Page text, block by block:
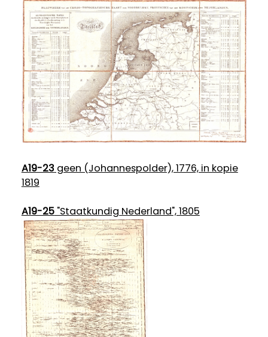
A19-23geen (Johannespolder), 1776, in kopie
1819
A19-25"Staatkundig Nederland", 1805